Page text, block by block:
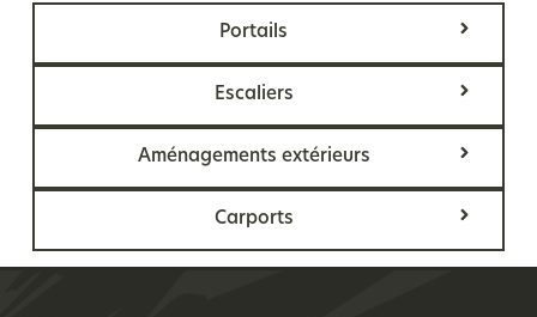
Portails
Escaliers
Aménagements extérieurs
Carports